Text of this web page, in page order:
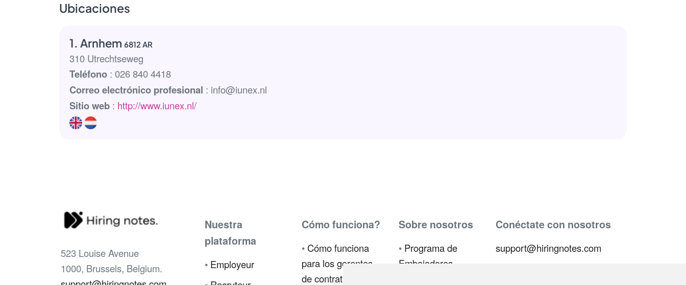
Ubicaciones
1. Arnhem 6812 AR
310 Utrechtseweg
Teléfono: 026 840 4418
Correo electrónico profesional : info@iunex.nl
Sitio web: http://www.iunex.nl/
523 Louise Avenue
1000, Brussels, Belgium.
Nuestra
plataforma
• Employeur
Cómo funciona?
• Cómo funciona
para los gerentes
de contratación
Sobre nosotros
• Programa de
Embajadores
Conéctate con nosotros
support@hiringnotes.com